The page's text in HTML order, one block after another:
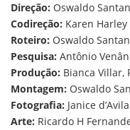
Direção: Oswaldo
Codireção: Karen Harley
Roteiro: Oswaldo
Pesquisa: Antônio
Produção: Bianca Villar,
Montagem: Oswaldo
Fotografia: Janice d’Avila
Arte: Ricardo H